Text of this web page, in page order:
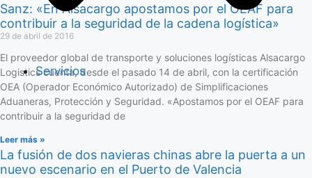
Servicios
Sanz: «En Alsacargo apostamos por el OEAF para
contribuir a la seguridad de la cadena logística»
29 de abril de 2016
El proveedor global de transporte y soluciones logísticas Alsacargo
Logistics cuenta, desde el pasado 14 de abril, con la certificación
OEA (Operador Económico Autorizado) de Simplificaciones
Aduaneras, Protección y Seguridad. «Apostamos por el OEAF para
contribuir a la seguridad de
Leer más »
La fusión de dos navieras chinas abre la puerta a un
nuevo escenario en el Puerto de Valencia